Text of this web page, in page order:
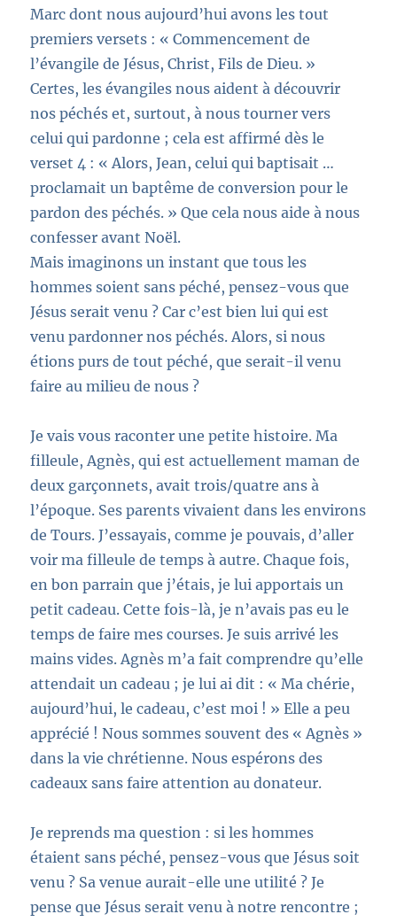
Marc dont nous aujourd’hui avons les tout
premiers versets : « Commencement de
l’évangile de Jésus, Christ, Fils de Dieu. »
Certes, les évangiles nous aident à découvrir
nos péchés et, surtout, à nous tourner vers
celui qui pardonne ; cela est affirmé dès le
verset 4 : « Alors, Jean, celui qui baptisait …
proclamait un baptême de conversion pour le
pardon des péchés. » Que cela nous aide à nous
confesser avant Noël.
Mais imaginons un instant que tous les
hommes soient sans péché, pensez-vous que
Jésus serait venu ? Car c’est bien lui qui est
venu pardonner nos péchés. Alors, si nous
étions purs de tout péché, que serait-il venu
faire au milieu de nous ?
Je vais vous raconter une petite histoire. Ma
filleule, Agnès, qui est actuellement maman de
deux garçonnets, avait trois/quatre ans à
l’époque. Ses parents vivaient dans les environs
de Tours. J’essayais, comme je pouvais, d’aller
voir ma filleule de temps à autre. Chaque fois,
en bon parrain que j’étais, je lui apportais un
petit cadeau. Cette fois-là, je n’avais pas eu le
temps de faire mes courses. Je suis arrivé les
mains vides. Agnès m’a fait comprendre qu’elle
attendait un cadeau ; je lui ai dit : « Ma chérie,
aujourd’hui, le cadeau, c’est moi ! » Elle a peu
apprécié ! Nous sommes souvent des « Agnès »
dans la vie chrétienne. Nous espérons des
cadeaux sans faire attention au donateur.
Je reprends ma question : si les hommes
étaient sans péché, pensez-vous que Jésus soit
venu ? Sa venue aurait-elle une utilité ? Je
pense que Jésus serait venu à notre rencontre ;